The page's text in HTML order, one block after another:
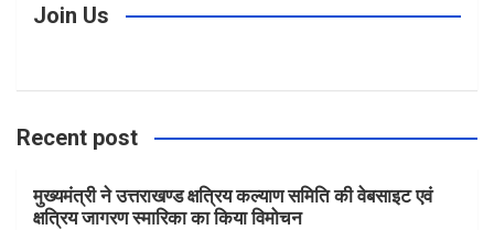
c
b
o
a
g
e
r
t
e
u
b
Join Us
Recent post
मुख्यमंत्री ने उत्तराखण्ड क्षत्रिय कल्याण समिति की वेबसाइट एवं
क्षत्रिय जागरण स्मारिका का किया विमोचन